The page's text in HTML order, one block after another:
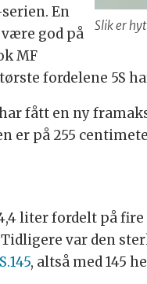
Slik er
En
god på
MF
fordelene 5S
fått en ny
er på 255
liter fordelt på
var den
, altså med 145